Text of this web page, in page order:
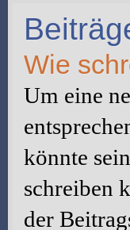
Wie
Um eine
könnte
schreiben
der